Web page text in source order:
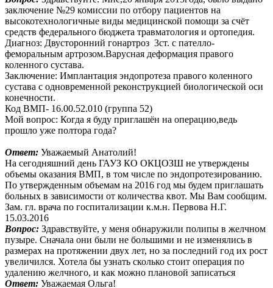
заключение №29 комиссии по отбору пациентов на
высокотехнологичные виды медицинской помощи за счёт
средств федерального бюджета травматология и ортопедия.
Диагноз: Двусторонний гонартроз 3ст. с пателло-
феморальным артрозом.Варусная деформация правого
коленного сустава.
Заключение: Имплантация эндопротеза правого коленного
сустава с одновременной реконструкцией биологической оси
конечности.
Код ВМП- 16.00.52.010 (группа 52)
Мой вопрос: Когда я буду приглашён на операцию,ведь
прошло уже полтора года?
Ответ: Уважаемый Анатолий!
На сегодняшний день ГАУЗ КО ОКЦОЗШ не утверждены
объемы оказания ВМП, в том числе по эндопротезированию.
По утвержденным объемам на 2016 год мы будем приглашать
больных в зависимости от количества квот. Мы Вам сообщим.
Зам. гл. врача по госпитализации к.м.н. Первова Н.Г.
15.03.2016
Вопрос: Здравствуйте, у меня обнаружили полипы в желчном
пузыре. Сначала они были не большими и не изменялись в
размерах на протяжении двух лет, но за последний год их рост
увеличился. Хотела бы узнать сколько стоит операция по
удалению желчного, и как можно плановой записаться
Ответ: Уважаемая Ольга!